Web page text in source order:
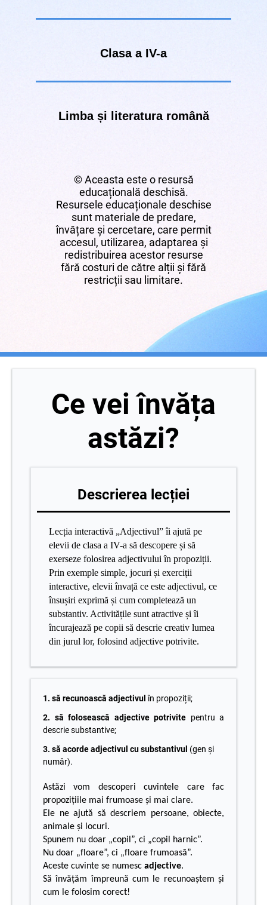
Clasa a IV-a
Limba și literatura română
© Aceasta este o resursă
educațională deschisă.
Resursele educaționale deschise
sunt materiale de predare,
învățare și cercetare, care permit
accesul, utilizarea, adaptarea și
redistribuirea acestor resurse
fără costuri de către alții și fără
restricții sau limitare.
Ce vei învăța
astăzi?
Descrierea lecției
Lecția interactivă „Adjectivul” îi ajută pe
elevii de clasa a IV-a să descopere și să
exerseze folosirea adjectivului în propoziții.
Prin exemple simple, jocuri și exerciții
interactive, elevii învață ce este adjectivul, ce
însușiri exprimă și cum completează un
substantiv. Activitățile sunt atractive și îi
încurajează pe copii să descrie creativ lumea
din jurul lor, folosind adjective potrivite.
1. să recunoască adjectivul în propoziții;
2. să folosească adjective potrivite pentru a
descrie substantive;
3. să acorde adjectivul cu substantivul (gen și
număr).
Astăzi vom descoperi cuvintele care fac
propozițiile mai frumoase și mai clare.
Ele ne ajută să descriem persoane, obiecte,
animale și locuri.
Spunem nu doar „copil”, ci „copil harnic”.
Nu doar „floare”, ci „floare frumoasă”.
Aceste cuvinte se numesc adjective.
Să învățăm împreună cum le recunoaștem și
cum le folosim corect!